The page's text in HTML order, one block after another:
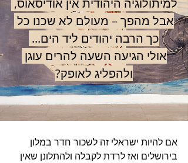
למיתולוגיה היהודית אין אודיסאוס,
אבל מהפך – מעולם לא שכנו כל
כך הרבה יהודים ליד הים...
אולי הגיעה השעה להרים עוגן
ולהפליג לאופק?
אם להיות ישראלי זה לשכור חדר במלון
בירושלים ואז לרדת לקבלה ולהתלונן שאין